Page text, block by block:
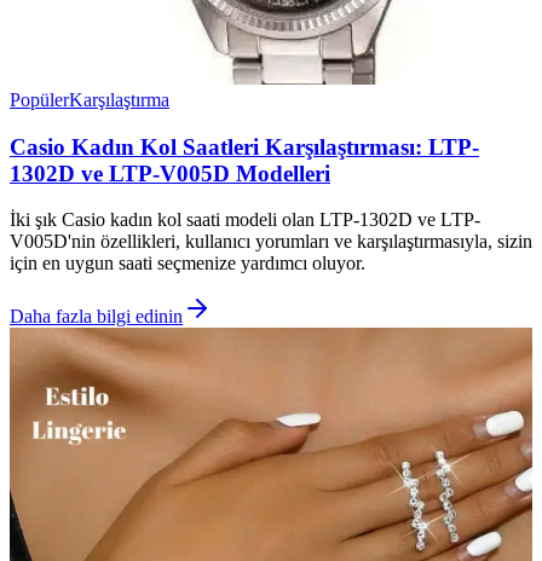
PopülerKarşılaştırma
Casio Kadın Kol Saatleri Karşılaştırması: LTP-
1302D ve LTP-V005D Modelleri
İki şık Casio kadın kol saati modeli olan LTP-1302D ve LTP-
V005D'nin özellikleri, kullanıcı yorumları ve karşılaştırmasıyla, sizin
için en uygun saati seçmenize yardımcı oluyor.
Daha fazla bilgi edinin